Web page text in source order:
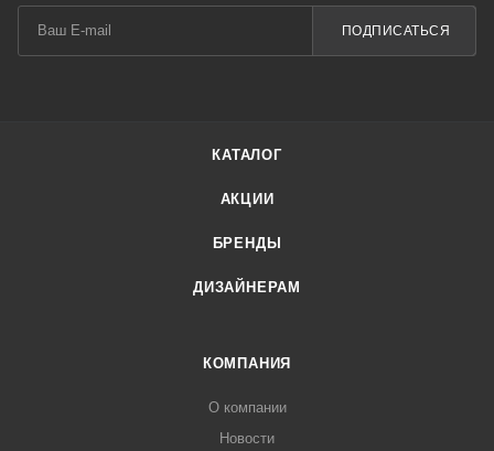
ПОДПИСАТЬСЯ
КАТАЛОГ
АКЦИИ
БРЕНДЫ
ДИЗАЙНЕРАМ
КОМПАНИЯ
О компании
Новости